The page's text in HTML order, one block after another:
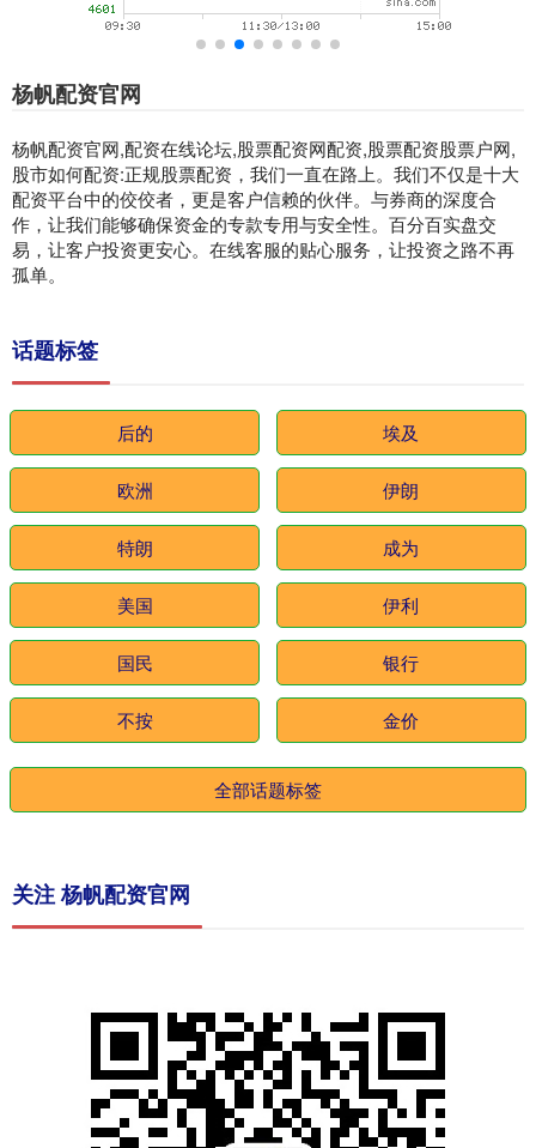
杨帆配资官网
杨帆配资官网,配资在线论坛,股票配资网配资,股票配资股票户网,
股市如何配资:正规股票配资，我们一直在路上。我们不仅是十大
配资平台中的佼佼者，更是客户信赖的伙伴。与券商的深度合
作，让我们能够确保资金的专款专用与安全性。百分百实盘交
易，让客户投资更安心。在线客服的贴心服务，让投资之路不再
孤单。
话题标签
后的 埃及
欧洲 伊朗
特朗 成为
美国 伊利
国民 银行
不按 金价
全部话题标签
关注 杨帆配资官网